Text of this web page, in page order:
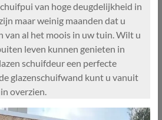
van hoge deugdelijkheid in
maar weinig maanden dat u
van al het moois in uw tuin. Wilt u
leven kunnen genieten in
schuifdeur een perfecte
glazenschuifwand kunt u vanuit
overzien.